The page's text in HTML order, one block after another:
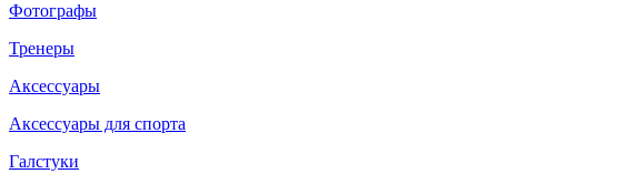
Фотографы
Тренеры
Аксессуары
Аксессуары для спорта
Галстуки